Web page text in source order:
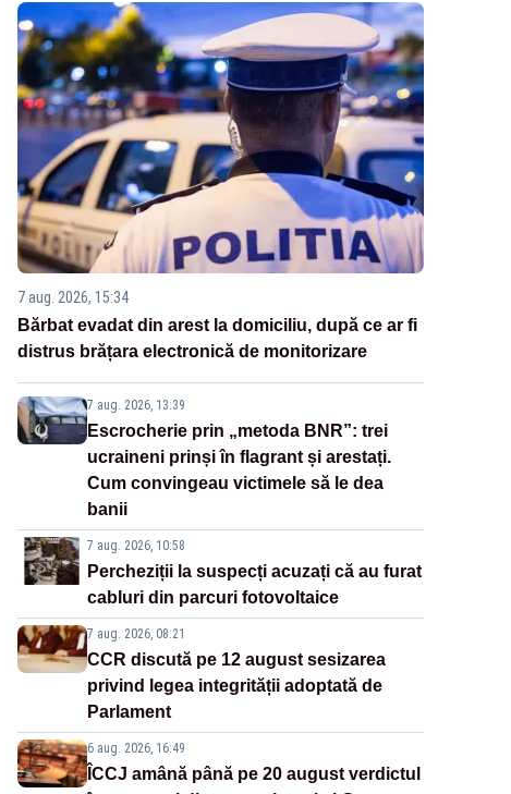
7 aug. 2026, 15:34
Bărbat evadat din arest la domiciliu, după ce ar fi
distrus brățara electronică de monitorizare
7 aug. 2026, 13:39
Escrocherie prin „metoda BNR”: trei
ucraineni prinși în flagrant și arestați.
Cum convingeau victimele să le dea
banii
7 aug. 2026, 10:58
Percheziții la suspecți acuzați că au furat
cabluri din parcuri fotovoltaice
7 aug. 2026, 08:21
CCR discută pe 12 august sesizarea
privind legea integrității adoptată de
Parlament
6 aug. 2026, 16:49
ÎCCJ amână până pe 20 august verdictul